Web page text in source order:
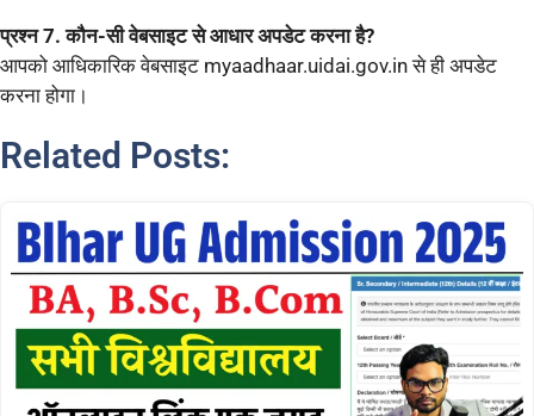
प्रश्न 7. कौन-सी वेबसाइट से आधार अपडेट करना है?
आपको आधिकारिक वेबसाइट myaadhaar.uidai.gov.in से ही अपडेट
करना होगा।
Related Posts: